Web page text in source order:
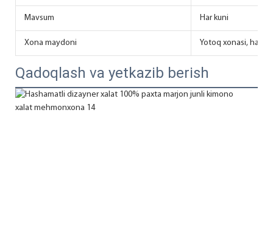
Mavsum Har kuni
Xona maydoni Yotoq xonasi,
Qadoqlash va yetkazib berish